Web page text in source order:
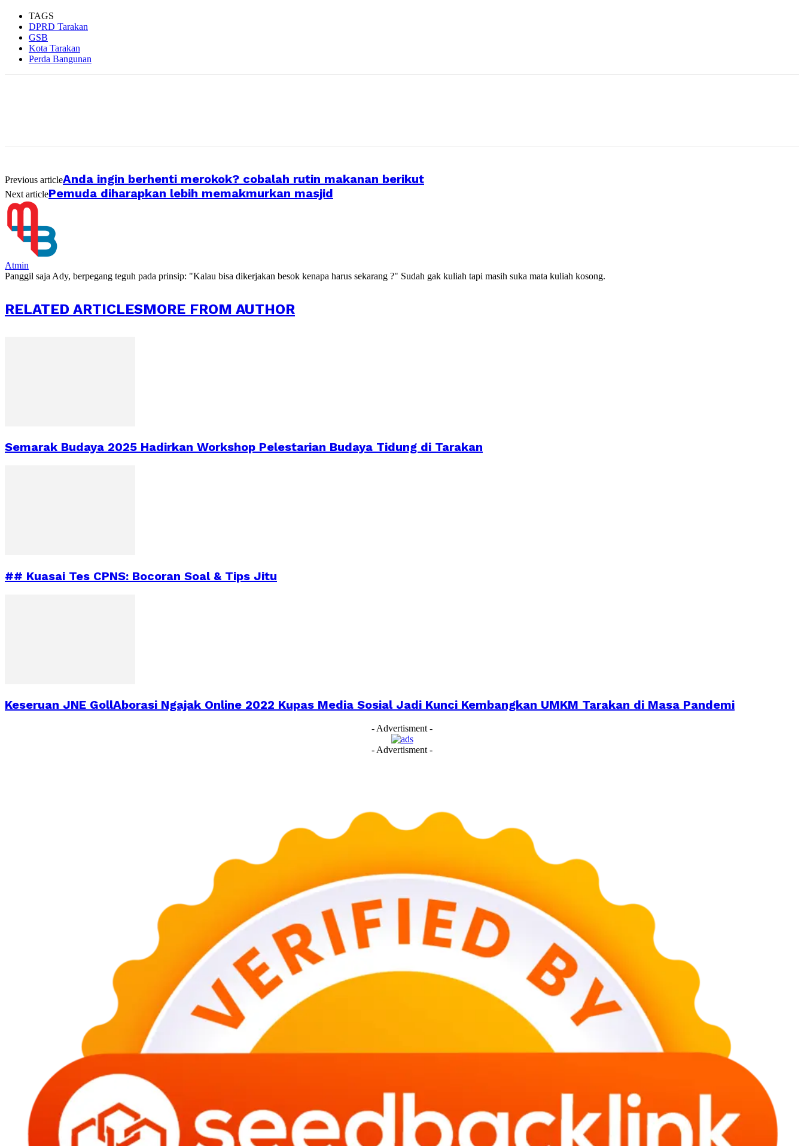
TAGS
DPRD Tarakan
GSB
Kota Tarakan
Perda Bangunan
Previous articleAnda ingin berhenti merokok? cobalah rutin makanan berikut
Next articlePemuda diharapkan lebih memakmurkan masjid
Atmin
Panggil saja Ady, berpegang teguh pada prinsip: "Kalau bisa dikerjakan besok kenapa harus sekarang ?" Sudah gak kuliah tapi masih suka mata kuliah kosong.
RELATED ARTICLESMORE FROM AUTHOR
Semarak Budaya 2025 Hadirkan Workshop Pelestarian Budaya Tidung di Tarakan
## Kuasai Tes CPNS: Bocoran Soal & Tips Jitu
Keseruan JNE GollAborasi Ngajak Online 2022 Kupas Media Sosial Jadi Kunci Kembangkan UMKM Tarakan di Masa Pandemi
- Advertisment -
- Advertisment -